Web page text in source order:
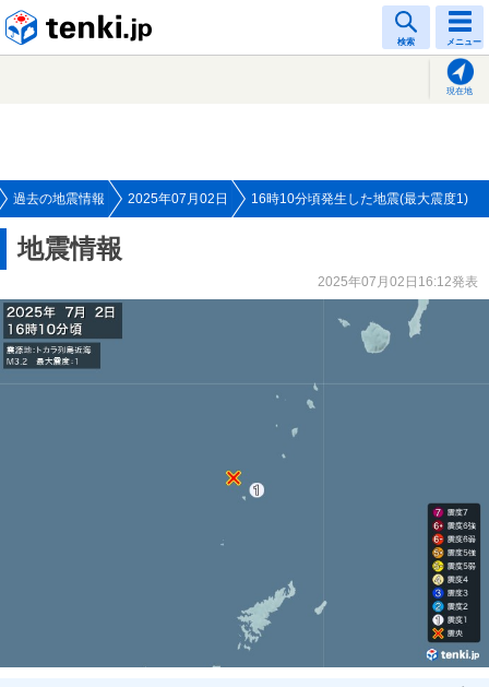
検索 メニュー
現在地
過去の地震情報 2025年07月02日 16時10分頃発生した地震(最大震度1)
地震情報
2025年07月02日16:12発表